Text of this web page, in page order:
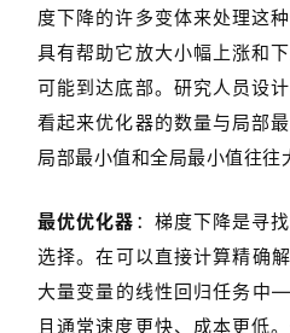
度下降的许多变体来处理这
具有帮助它放大小幅上涨和
可能到达底部。研究人员设
看起来优化器的数量与局部
局部最小值和全局最小值往往
最优优化器 ：梯度下降是寻
选择。在可以直接计算精确
大量变量的线性回归任务中
且通常速度更快、成本更低